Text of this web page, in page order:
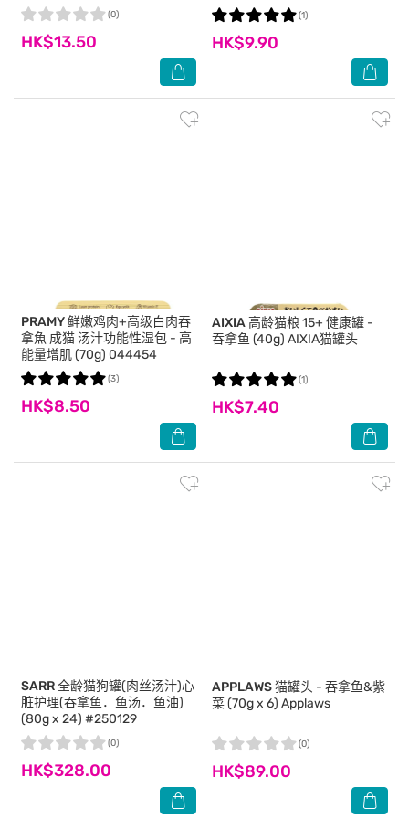
HK$13.50
(0)
HK$9.90
(1)
PRAMY鲜嫩鸡肉+高级白肉吞
拿⿂ 成猫 汤汁功能性湿包 - 高
能量增肌 (70g) 044454
HK$8.50
(3)
AIXIA高龄猫粮 15+ 健康罐 -
吞拿鱼 (40g) AIXIA猫罐头
HK$7.40
(1)
SARR全龄猫狗罐(肉丝汤汁)心
脏护理(吞拿鱼．鱼汤．鱼油)
(80g x 24) #250129
HK$328.00
(0)
APPLAWS猫罐头 - 吞拿鱼&紫
菜 (70g x 6) Applaws
HK$89.00
(0)